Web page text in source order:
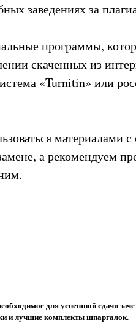
заведениях за
программы,
скаченных из
«Turnitin» или
материалами с
а рекомендуем
для успешной сдачи
и лучшие комплекты шпаргалок.